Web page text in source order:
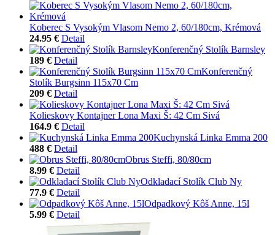
Koberec S Vysokým Vlasom Nemo 2, 60/180cm, Krémová
24.95 € Detail
Konferenčný Stolík Barnsley
189 € Detail
Konferenčný
Stolík Burgsinn 115x70 Cm
209 € Detail
Kolieskovy Kontajner Lona Maxi Š: 42 Cm Sivá
164.9 € Detail
Kuchynská Linka Emma 200
488 € Detail
Obrus Steffi, 80/80cm
8.99 € Detail
Odkladací Stolík Club Ny
77.9 € Detail
Odpadkový Kôš Anne, 15l
5.99 € Detail